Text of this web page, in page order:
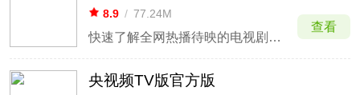
8.9 / 77.24M
快速了解全网热播待映的电视剧、电影、综艺
查看
央视频TV版官方版